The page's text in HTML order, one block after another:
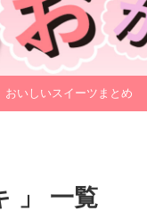
おいしいスイーツまとめ
」 一覧